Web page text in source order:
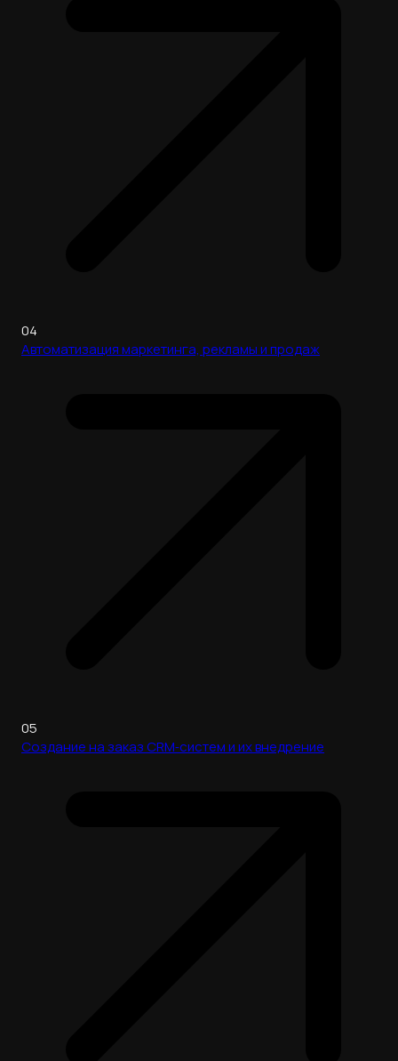
04
Автоматизация маркетинга, рекламы и продаж
05
Создание на заказ CRM‑систем и их внедрение